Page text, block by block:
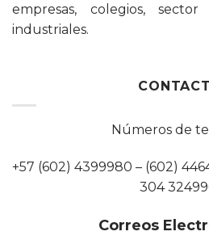
empresas, colegios,
industriales.
Números de
+57 (602) 4399980 – (602)
304
Correos